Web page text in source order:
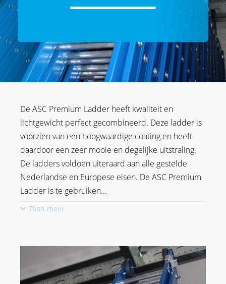
De ASC Premium Ladder heeft kwaliteit en
lichtgewicht perfect gecombineerd. Deze ladder is
voorzien van een hoogwaardige coating en heeft
daardoor een zeer mooie en degelijke uitstraling.
De ladders voldoen uiteraard aan alle gestelde
Nederlandse en Europese eisen. De ASC Premium
Ladder is te gebruiken...
Toon meer